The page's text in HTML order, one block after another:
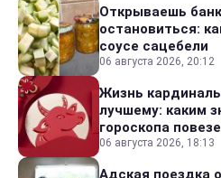
Открываешь
остановиться:
соусе сацебели
06 августа 2026, 20:12
Жизнь
лучшему: каким
гороскопа
06 августа 2026, 18:13
Адская поездка